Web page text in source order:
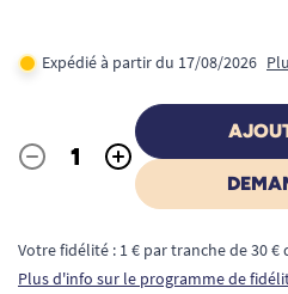
Expédié à partir du 17/08/2026
Quantité
- +
Votre fidélité : 1 € par tranche de 30 €
Plus d'info sur le programme de